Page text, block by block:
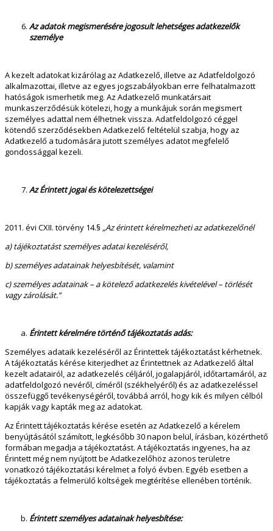
Az adatok megismerésére jogosult lehetséges adatkezelők
személye
A kezelt adatokat kizárólag az Adatkezelő, illetve az Adatfeldolgozó
alkalmazottai, illetve az egyes jogszabályokban erre felhatalmazott
hatóságok ismerhetik meg. Az Adatkezelő munkatársait
munkaszerződésük kötelezi, hogy a munkájuk során megismert
személyes adattal nem élhetnek vissza. Adatfeldolgozó céggel
kötendő szerződésekben Adatkezelő feltételül szabja, hogy az
Adatkezelő a tudomására jutott személyes adatot megfelelő
gondossággal kezeli.
Az Érintett jogai és kötelezettségei
2011. évi CXII. törvény 14.§ „Az érintett kérelmezheti az adatkezelőnél
a) tájékoztatást személyes adatai kezeléséről,
b) személyes adatainak helyesbítését, valamint
c) személyes adatainak – a kötelező adatkezelés kivételével – törlését
vagy zárolását.”
Érintett kérelmére történő tájékoztatás adás:
Személyes adataik kezeléséről az Érintettek tájékoztatást kérhetnek.
A tájékoztatás kérése kiterjedhet az Érintettnek az Adatkezelő által
kezelt adatairól, az adatkezelés céljáról, jogalapjáról, időtartamáról, az
adatfeldolgozó nevéről, címéről (székhelyéről) és az adatkezeléssel
összefüggő tevékenységéről, továbbá arról, hogy kik és milyen célból
kapják vagy kapták meg az adatokat.
Az Érintett tájékoztatás kérése esetén az Adatkezelő a kérelem
benyújtásától számított, legkésőbb 30 napon belül, írásban, közérthető
formában megadja a tájékoztatást. A tájékoztatás ingyenes, ha az
Érintett még nem nyújtott be Adatkezelőhöz azonos területre
vonatkozó tájékoztatási kérelmet a folyó évben. Egyéb esetben a
tájékoztatás a felmerülő költségek megtérítése ellenében történik.
Érintett személyes adatainak helyesbítése: